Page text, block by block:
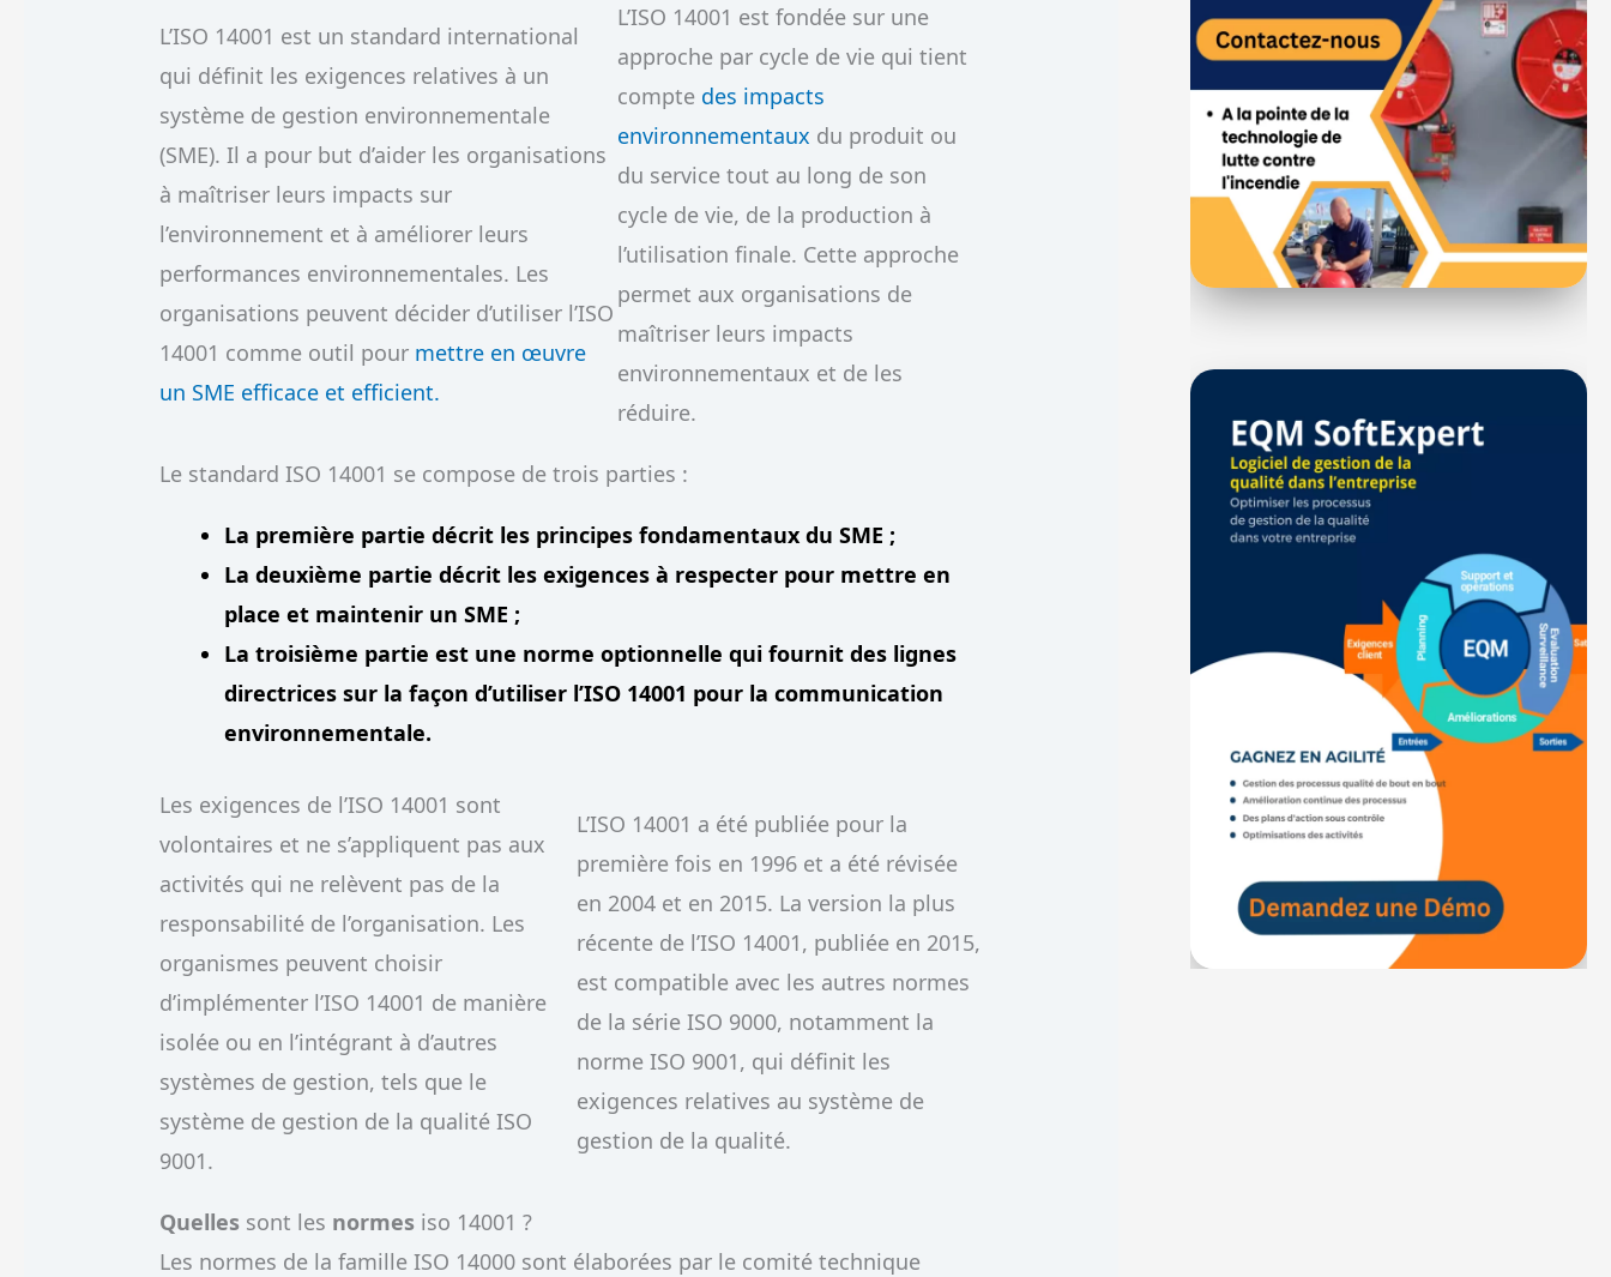
L’ISO 14001 est un standard international
qui définit les exigences relatives à un
système de gestion environnementale
(SME). Il a pour but d’aider les organisations
à maîtriser leurs impacts sur
l’environnement et à améliorer leurs
performances environnementales. Les
organisations peuvent décider d’utiliser l’ISO
14001 comme outil pour mettre en œuvre
un SME efficace et efficient.
L’ISO 14001 est fondée sur une
approche par cycle de vie qui tient
compte des impacts
environnementaux du produit ou
du service tout au long de son
cycle de vie, de la production à
l’utilisation finale. Cette approche
permet aux organisations de
maîtriser leurs impacts
environnementaux et de les
réduire.
Le standard ISO 14001 se compose de trois parties :
La première partie décrit les principes fondamentaux du SME ;
La deuxième partie décrit les exigences à respecter pour mettre en
place et maintenir un SME ;
La troisième partie est une norme optionnelle qui fournit des lignes
directrices sur la façon d’utiliser l’ISO 14001 pour la communication
environnementale.
Les exigences de l’ISO 14001 sont
volontaires et ne s’appliquent pas aux
activités qui ne relèvent pas de la
responsabilité de l’organisation. Les
organismes peuvent choisir
d’implémenter l’ISO 14001 de manière
isolée ou en l’intégrant à d’autres
systèmes de gestion, tels que le
système de gestion de la qualité ISO
9001.
L’ISO 14001 a été publiée pour la
première fois en 1996 et a été révisée
en 2004 et en 2015. La version la plus
récente de l’ISO 14001, publiée en 2015,
est compatible avec les autres normes
de la série ISO 9000, notamment la
norme ISO 9001, qui définit les
exigences relatives au système de
gestion de la qualité.
Quelles sont les normes iso 14001 ?
Les normes de la famille ISO 14000 sont élaborées par le comité technique